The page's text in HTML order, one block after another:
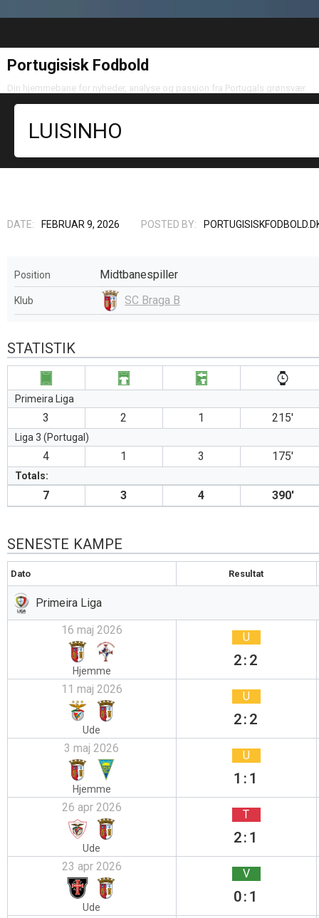
Portugisisk Fodbold
Din hjemmebane for nyheder, analyse og passion fra Portugals grønsvær
LUISINHO
DATE: FEBRUAR 9, 2026 POSTED BY:
Position Midtbanespiller
Klub SC Braga B
STATISTIK
Primeira Liga
3 2 1 215′
Liga 3 (Portugal)
4 1 3 175′
Totals:
7 3 4 390′
SENESTE KAMPE
Dato Resultat
Primeira Liga
16 maj 2026
Hjemme
U
2:2
11 maj 2026
Ude
U
2:2
3 maj 2026
Hjemme
U
1:1
26 apr 2026
Ude
T
2:1
23 apr 2026
Ude
V
0:1